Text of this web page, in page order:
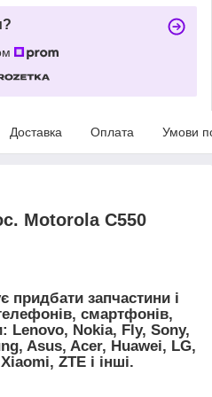
Доставка Оплата Умови
Motorola C550
придбати запчастини і
смартфонів,
Lenovo, Nokia, Fly, Sony,
Asus, Acer, Huawei, LG,
ZTE і інші.